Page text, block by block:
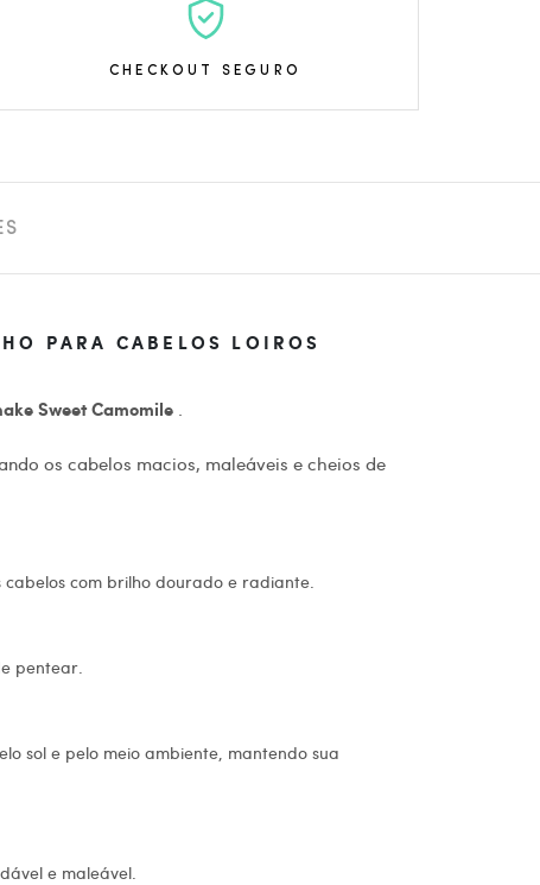
CHECKOUT SEGURO
PARA CABELOS LOIROS
Sweet Camomile
os cabelos macios, maleáveis ​​e cheios de
com brilho dourado e radiante.
pentear.
sol e pelo meio ambiente, mantendo sua
e maleável.